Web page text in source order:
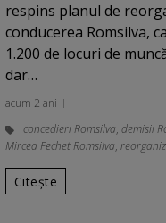
respins planul de
conducerea Romsilva,
1.200 de locuri de
dar…
acum 2 ani
concedieri Romsilva, demisii
Mircea Fechet Romsilva,
Citește